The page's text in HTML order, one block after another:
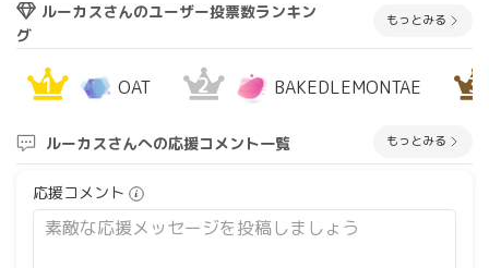
ルーカスさんのユーザー投票数ランキン
グ
もっとみる
1 OAT 2 BAKEDLEMONTAE 3
ルーカスさんへの応援コメント一覧 もっとみる
応援コメント